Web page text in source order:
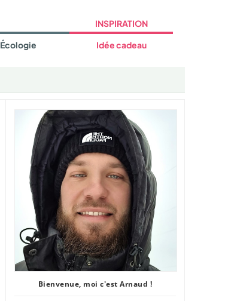
Écologie
INSPIRATION
Idée cadeau
Bienvenue, moi c'est Arnaud !